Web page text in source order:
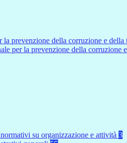
la prevenzione della corruzione e della
per la prevenzione della corruzione
su organizzazione e attività 3